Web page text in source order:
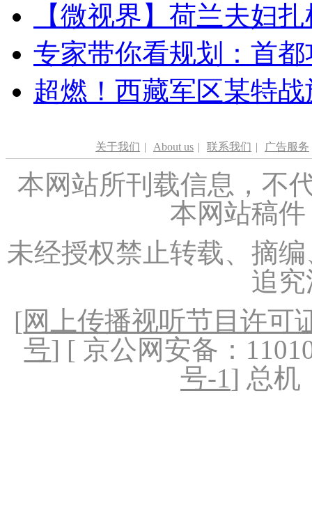
【微视界】荷兰夫妇
专家带你看规划：首
超燃！西藏军区某特
关于我们 | About us | 联系我们 | 广告服务
本网站所刊载信息，不
本网站稿
未经授权禁止转载、摘
追
[网上传播视听节目许可
号] [ 京公网安备：
号-1] 总机